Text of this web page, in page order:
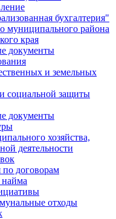
бухгалтерия"
муниципального района
края
документы
и земельных
социальной защиты
документы
хозяйства,
деятельности
договорам
найма
отходы